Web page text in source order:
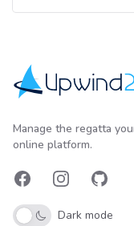
Manage the regatta
online platform.
FacebookInstagramGitHub
Dark mode